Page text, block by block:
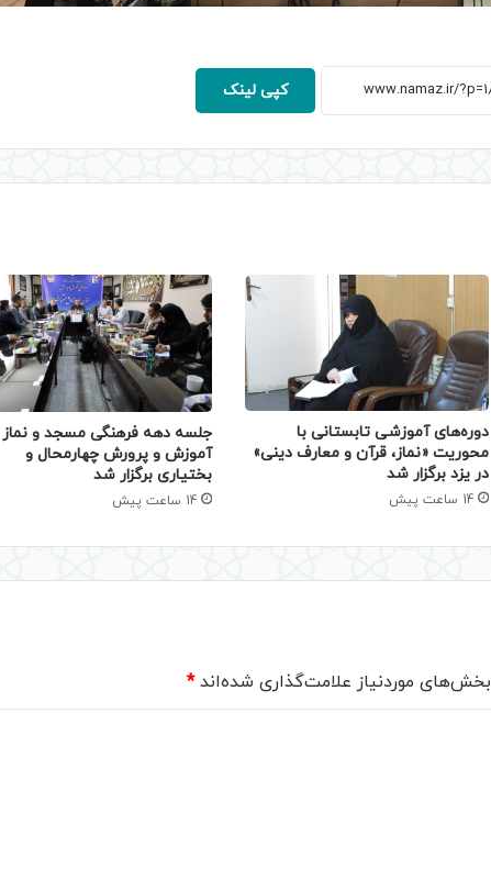
کپی لینک
دوره‌های آموزشی تابستانی با
محوریت «نماز، قرآن و معارف دینی»
در یزد برگزار شد
14 ساعت پیش
جلسه دهه فرهنگی مسجد و نماز
آموزش و پرورش چهارمحال و
بختیاری برگزار شد
14 ساعت پیش
بخش‌های موردنیاز علامت‌گذاری شده‌اند*